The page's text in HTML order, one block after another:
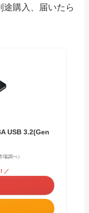
購入、届いたら
USB 3.2(Gen
調べ）
／